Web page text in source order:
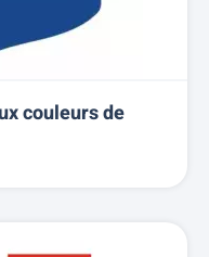
couleurs de